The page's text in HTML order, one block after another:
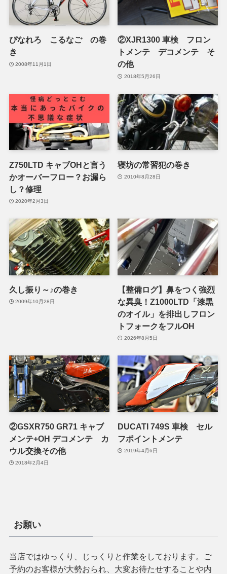
ぴなれろ こるなご の巻
き
2008年11月1日
②XJR1300 車検 フロン
トメンテ デコメンテ そ
の他
2018年5月26日
Z750LTD キャブOHと言う
かオーバーフロー？お漏ら
し？修理
2020年2月3日
寝坊の常習犯の巻き
2010年8月28日
久し振り～♪の巻き
2009年10月28日
【整備ログ】鼻をつく強烈
な異臭！Z1000LTD「漆黒
のオイル」を排出しフロン
トフォークをフルOH
2026年8月5日
②GSXR750 GR71 キャブ
メンテ+OH デコメンテ カ
ウル交換その他
2018年2月4日
DUCATI 749S 車検 セル
フポイントメンテ
2019年4月6日
お願い
当店ではゆっくり、じっくりと作業をしております。ご
予約のお客様が大勢おられ、大変お待たせすることや内